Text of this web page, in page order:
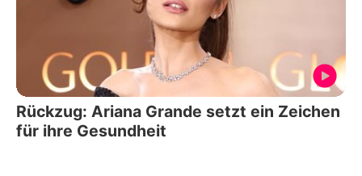
Rückzug: Ariana Grande setzt ein Zeichen
für ihre Gesundheit